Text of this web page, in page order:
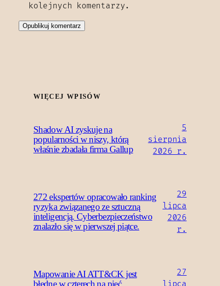
kolejnych komentarzy.
WIĘCEJ WPISÓW
Shadow AI zyskuje na
popularności w niszy, którą
właśnie zbadała firma Gallup
5
sierpnia
2026 r.
272 ekspertów opracowało ranking
ryzyka związanego ze sztuczną
inteligencją. Cyberbezpieczeństwo
znalazło się w pierwszej piątce.
29
lipca
2026
r.
Mapowanie AI ATT&CK jest
błędne w czterech na pięć
27
lipca